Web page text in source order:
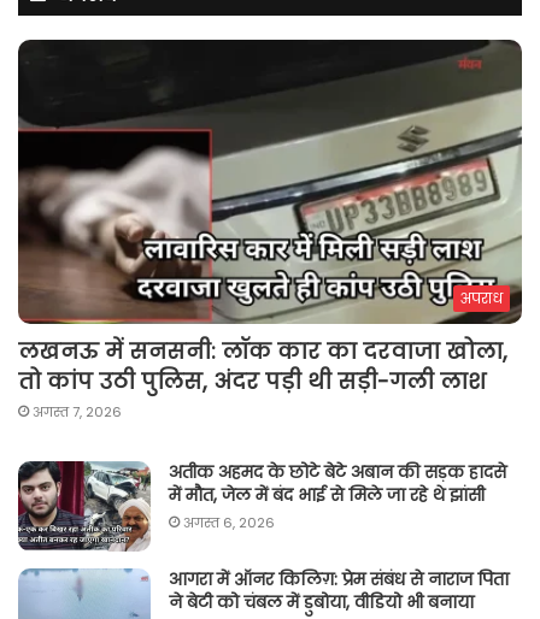
अपराध
लखनऊ में सनसनी: लॉक कार का दरवाजा खोला,
तो कांप उठी पुलिस, अंदर पड़ी थी सड़ी-गली लाश
अगस्त 7, 2026
अतीक अहमद के छोटे बेटे अबान की सड़क हादसे
में मौत, जेल में बंद भाई से मिले जा रहे थे झांसी
अगस्त 6, 2026
आगरा में ऑनर किलिग़: प्रेम संबंध से नाराज पिता
ने बेटी को चंबल में डुबोया, वीडियो भी बनाया